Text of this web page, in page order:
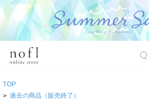
￥10,800税込以上で送料無料
トップス
TOP
> 過去の商品（販売終了）